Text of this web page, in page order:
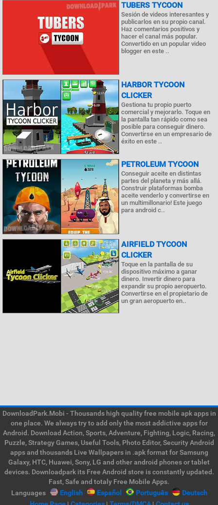
TUBERS TYCOON
Sesión de videos interesantes y
publicarlos en su propio canal.
Haz comentarios positivos y
hacer el canal más popular.
Convertido en un popular video
blogger en este ..
HARBOR TYCOON
CLICKER
Gestiona tu propio puerto
comercial y mejorarlo. Toque en
la pantalla tan rápido como sea
posible para conseguir dinero.
Convertirse en un empresario de
éxito en este ..
PETROLEUM TYCOON
Conseguir aceite en distintas
partes del planeta y más allá.
Construir plataformas bomba
aceite venderlo y convertirse en
un multimillonario! Este juego
para android c..
AIRFIELD TYCOON
CLICKER
Toque en la pantalla de su
dispositivo máximo a ganar
dinero. Invertir dinero para
expandir su propio aeropuerto.
Convertirse en el propietario de
un gran aeropuerto en..
DownloadPark.Mobi - Thousands high quality free mobile apk apps in
one place. We always try to add only the most addictive apps for
Android. Download Action, Sports, Adventure, Fighting, Logic, Racing,
Puzzle, Strategy Games, Useful Tools, Photo Editor, Security Android
apps and thousands Live Wallpapers in .apk format for Samsung
Galaxy, HTC, Huawei, Sony, LG and other android phones or tablet
devices. Downloadpark its Free Android store is constantly updated.
Fast, Safe and totaly Free Mobile Apps.
Languages
English Español Português
Deutsch